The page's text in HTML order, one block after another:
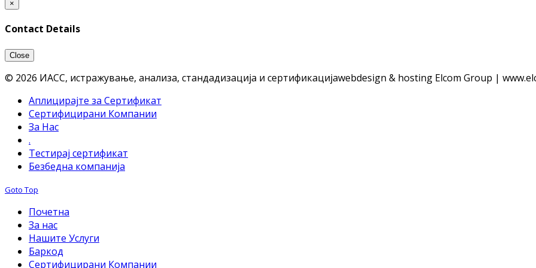
×
Contact Details
Close
© 2026 ИАСС, истражување, анализа, стандадизација и сертификацијаwebdesign & hosting Elcom Group |
Аплицирајте за Сертификат
Сертифицирани Компании
За Нас
.
Тестирај сертификат
Безбедна компанија
Goto Top
Почетна
За нас
Нашите Услуги
Баркод
Сертифицирани Компании